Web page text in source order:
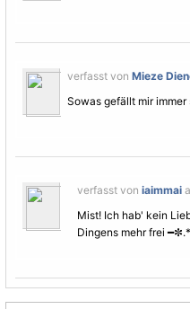
verfasst von Mieze
Sowas gefällt mir immer
verfasst von iaimmai
Mist! Ich hab' kein
Dingens mehr frei